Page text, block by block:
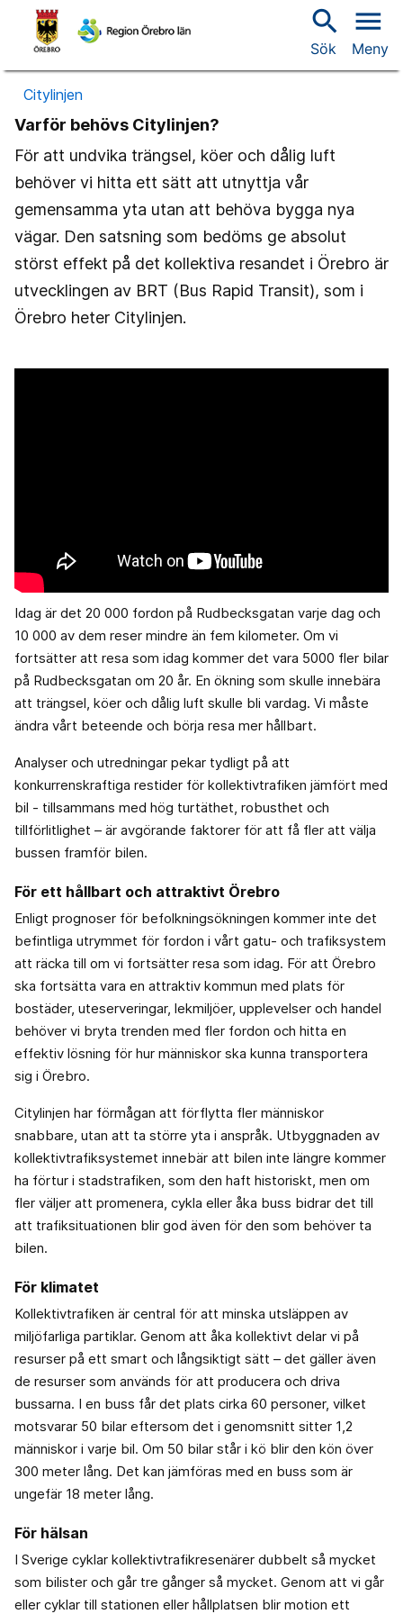
search
Sök
menu
Meny
Citylinjen
Varför behövs Citylinjen?
För att undvika trängsel, köer och dålig luft
behöver vi hitta ett sätt att utnyttja vår
gemensamma yta utan att behöva bygga nya
vägar. Den satsning som bedöms ge absolut
störst effekt på det kollektiva resandet i Örebro är
utvecklingen av BRT (Bus Rapid Transit), som i
Örebro heter Citylinjen.
Idag är det 20 000 fordon på Rudbecksgatan varje dag och
10 000 av dem reser mindre än fem kilometer. Om vi
fortsätter att resa som idag kommer det vara 5000 fler bilar
på Rudbecksgatan om 20 år. En ökning som skulle innebära
att trängsel, köer och dålig luft skulle bli vardag. Vi måste
ändra vårt beteende och börja resa mer hållbart.
Analyser och utredningar pekar tydligt på att
konkurrenskraftiga restider för kollektivtrafiken jämfört med
bil - tillsammans med hög turtäthet, robusthet och
tillförlitlighet – är avgörande faktorer för att få fler att välja
bussen framför bilen.
För ett hållbart och attraktivt Örebro
Enligt prognoser för befolkningsökningen kommer inte det
befintliga utrymmet för fordon i vårt gatu- och trafiksystem
att räcka till om vi fortsätter resa som idag. För att Örebro
ska fortsätta vara en attraktiv kommun med plats för
bostäder, uteserveringar, lekmiljöer, upplevelser och handel
behöver vi bryta trenden med fler fordon och hitta en
effektiv lösning för hur människor ska kunna transportera
sig i Örebro.
Citylinjen har förmågan att förflytta fler människor
snabbare, utan att ta större yta i anspråk. Utbyggnaden av
kollektivtrafiksystemet innebär att bilen inte längre kommer
ha förtur i stadstrafiken, som den haft historiskt, men om
fler väljer att promenera, cykla eller åka buss bidrar det till
att trafiksituationen blir god även för den som behöver ta
bilen.
För klimatet
Kollektivtrafiken är central för att minska utsläppen av
miljöfarliga partiklar. Genom att åka kollektivt delar vi på
resurser på ett smart och långsiktigt sätt – det gäller även
de resurser som används för att producera och driva
bussarna. I en buss får det plats cirka 60 personer, vilket
motsvarar 50 bilar eftersom det i genomsnitt sitter 1,2
människor i varje bil. Om 50 bilar står i kö blir den kön över
300 meter lång. Det kan jämföras med en buss som är
ungefär 18 meter lång.
För hälsan
I Sverige cyklar kollektivtrafikresenärer dubbelt så mycket
som bilister och går tre gånger så mycket. Genom att vi går
eller cyklar till stationen eller hållplatsen blir motion ett